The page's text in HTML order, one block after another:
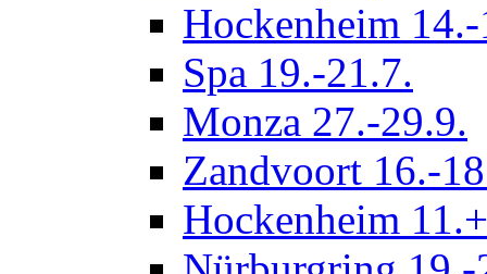
Hockenheim
Spa 19.-21.7.
Monza 27.-29.9.
Zandvoort 16.-
Hockenheim